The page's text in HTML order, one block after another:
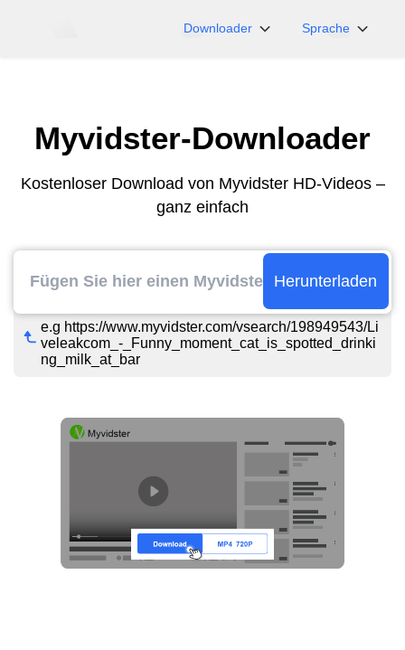
Downloader
iFunny
OnlyFans
Myfans
Sprache
Español
Português
Myvidster-Downloader
Kostenloser Download von Myvidster HD-Videos –
ganz einfach
Herunterladen
e.g https://www.myvidster.com/vsearch/198949543/Li
veleakcom_-_Funny_moment_cat_is_spotted_drinki
ng_milk_at_bar